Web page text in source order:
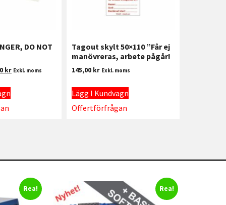
DO NOT
kr Exkl. moms
Tagout skylt 50×110 ”Får ej
manövreras, arbete pågår!
145,00 kr Exkl. moms
Lägg I Kundvagn
Offertförfrågan
Rea! Rea!